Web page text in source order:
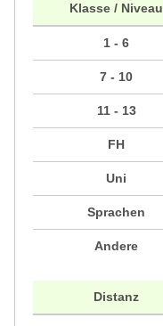
Klasse / Niveau
1 - 6
7 - 10
11 - 13
FH
Uni
Sprachen
Andere
Distanz